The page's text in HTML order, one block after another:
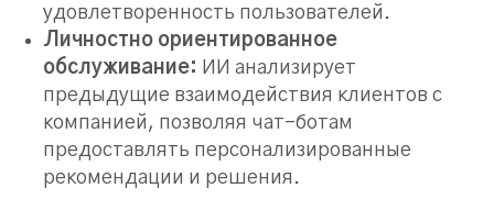
удовлетворенность пользователей.
Личностно ориентированное
обслуживание: ИИ анализирует
предыдущие взаимодействия клиентов с
компанией, позволяя чат-ботам
предоставлять персонализированные
рекомендации и решения.